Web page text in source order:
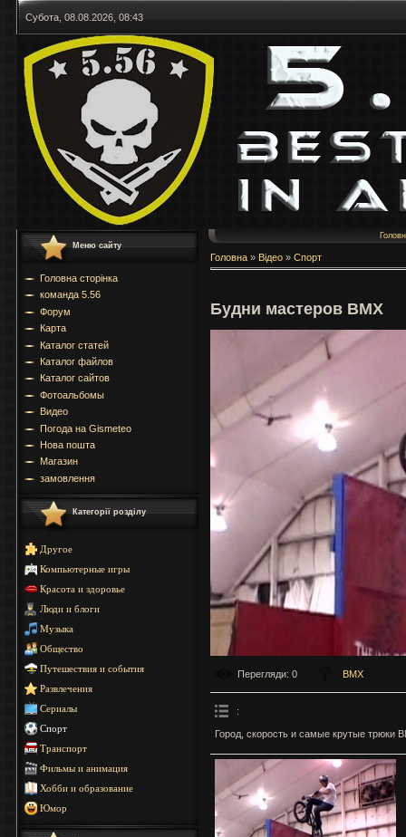
Субота, 08.08.2026, 08:43
Меню сайту
Головна сторінка
команда 5.56
Форум
Карта
Каталог статей
Каталог файлов
Каталог сайтов
Фотоальбомы
Видео
Погода на Gismeteo
Нова пошта
Магазин
замовлення
Категорії розділу
Другое
Компьютерные игры
Красота и здоровье
Люди и блоги
Музыка
Общество
Путешествия и события
Развлечения
Сериалы
Спорт
Транспорт
Фильмы и анимация
Хобби и образование
Юмор
Головна » Відео » Спорт
Будни мастеров BMX
Перегляди: 0 BMX
:
Город, скорость и самые крутые трюки